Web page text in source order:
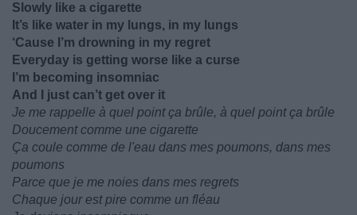
Slowly like a cigarette
It’s like water in my lungs, in my lungs
‘Cause I’m drowning in my regret
Everyday is getting worse like a curse
I’m becoming insomniac
And I just can’t get over it
Je me rappelle à quel point ça brûle, à quel point ça brûle
Doucement comme une cigarette
Ça coule comme de l'eau dans mes poumons, dans mes
poumons
Parce que je me noies dans mes regrets
Chaque jour est pire comme un fléau